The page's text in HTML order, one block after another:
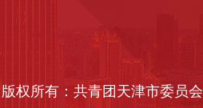
版权所有：共青团天津市委